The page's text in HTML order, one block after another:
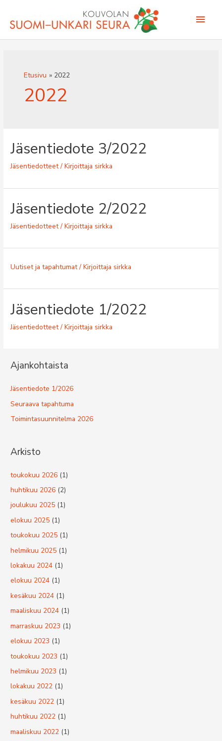
sisältöön
Etusivu 2022
2022
Jäsentiedote 3/2022
Jäsentiedotteet/ Kirjoittajasirkka
Jäsentiedote 2/2022
Jäsentiedotteet/ Kirjoittajasirkka
Uutiset ja tapahtumat/ Kirjoittajasirkka
Jäsentiedote 1/2022
Jäsentiedotteet/ Kirjoittajasirkka
Ajankohtaista
Jäsentiedote 1/2026
Seuraava tapahtuma
Toimintasuunnitelma 2026
Arkisto
toukokuu 2026 (1)
huhtikuu 2026 (2)
joulukuu 2025 (1)
elokuu 2025 (1)
toukokuu 2025 (1)
helmikuu 2025 (1)
lokakuu 2024 (1)
elokuu 2024 (1)
kesäkuu 2024 (1)
maaliskuu 2024 (1)
marraskuu 2023 (1)
elokuu 2023 (1)
toukokuu 2023 (1)
helmikuu 2023 (1)
lokakuu 2022 (1)
kesäkuu 2022 (1)
huhtikuu 2022 (1)
maaliskuu 2022 (1)